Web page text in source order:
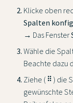
Klicke oben
Spalten
→ Das Fenster
Wähle die
Beachte dazu
Ziehe ( drag_indicator ) die
gewünschte